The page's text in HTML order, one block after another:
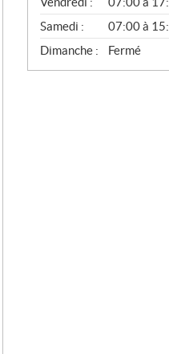
Samedi :
07:00 à
Dimanche :
Fermé